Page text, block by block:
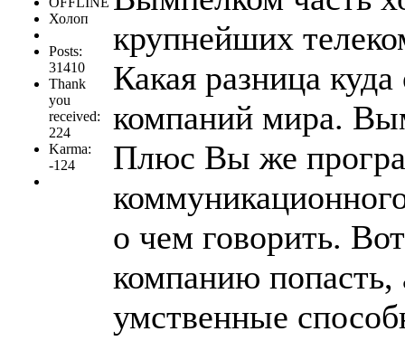
Холоп
Posts:
31410
Thank
you
received:
224
Karma:
-124
крупнейших
Какая разница
компаний мира.
Плюс Вы же
о чем говорить.
компанию
умственные